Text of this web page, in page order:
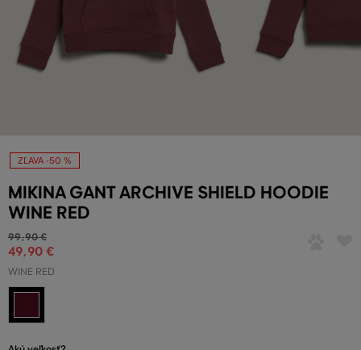
ZĽAVA -50 %
MIKINA GANT ARCHIVE SHIELD HOODIE
WINE RED
99,90 €
49,90 €
WINE RED